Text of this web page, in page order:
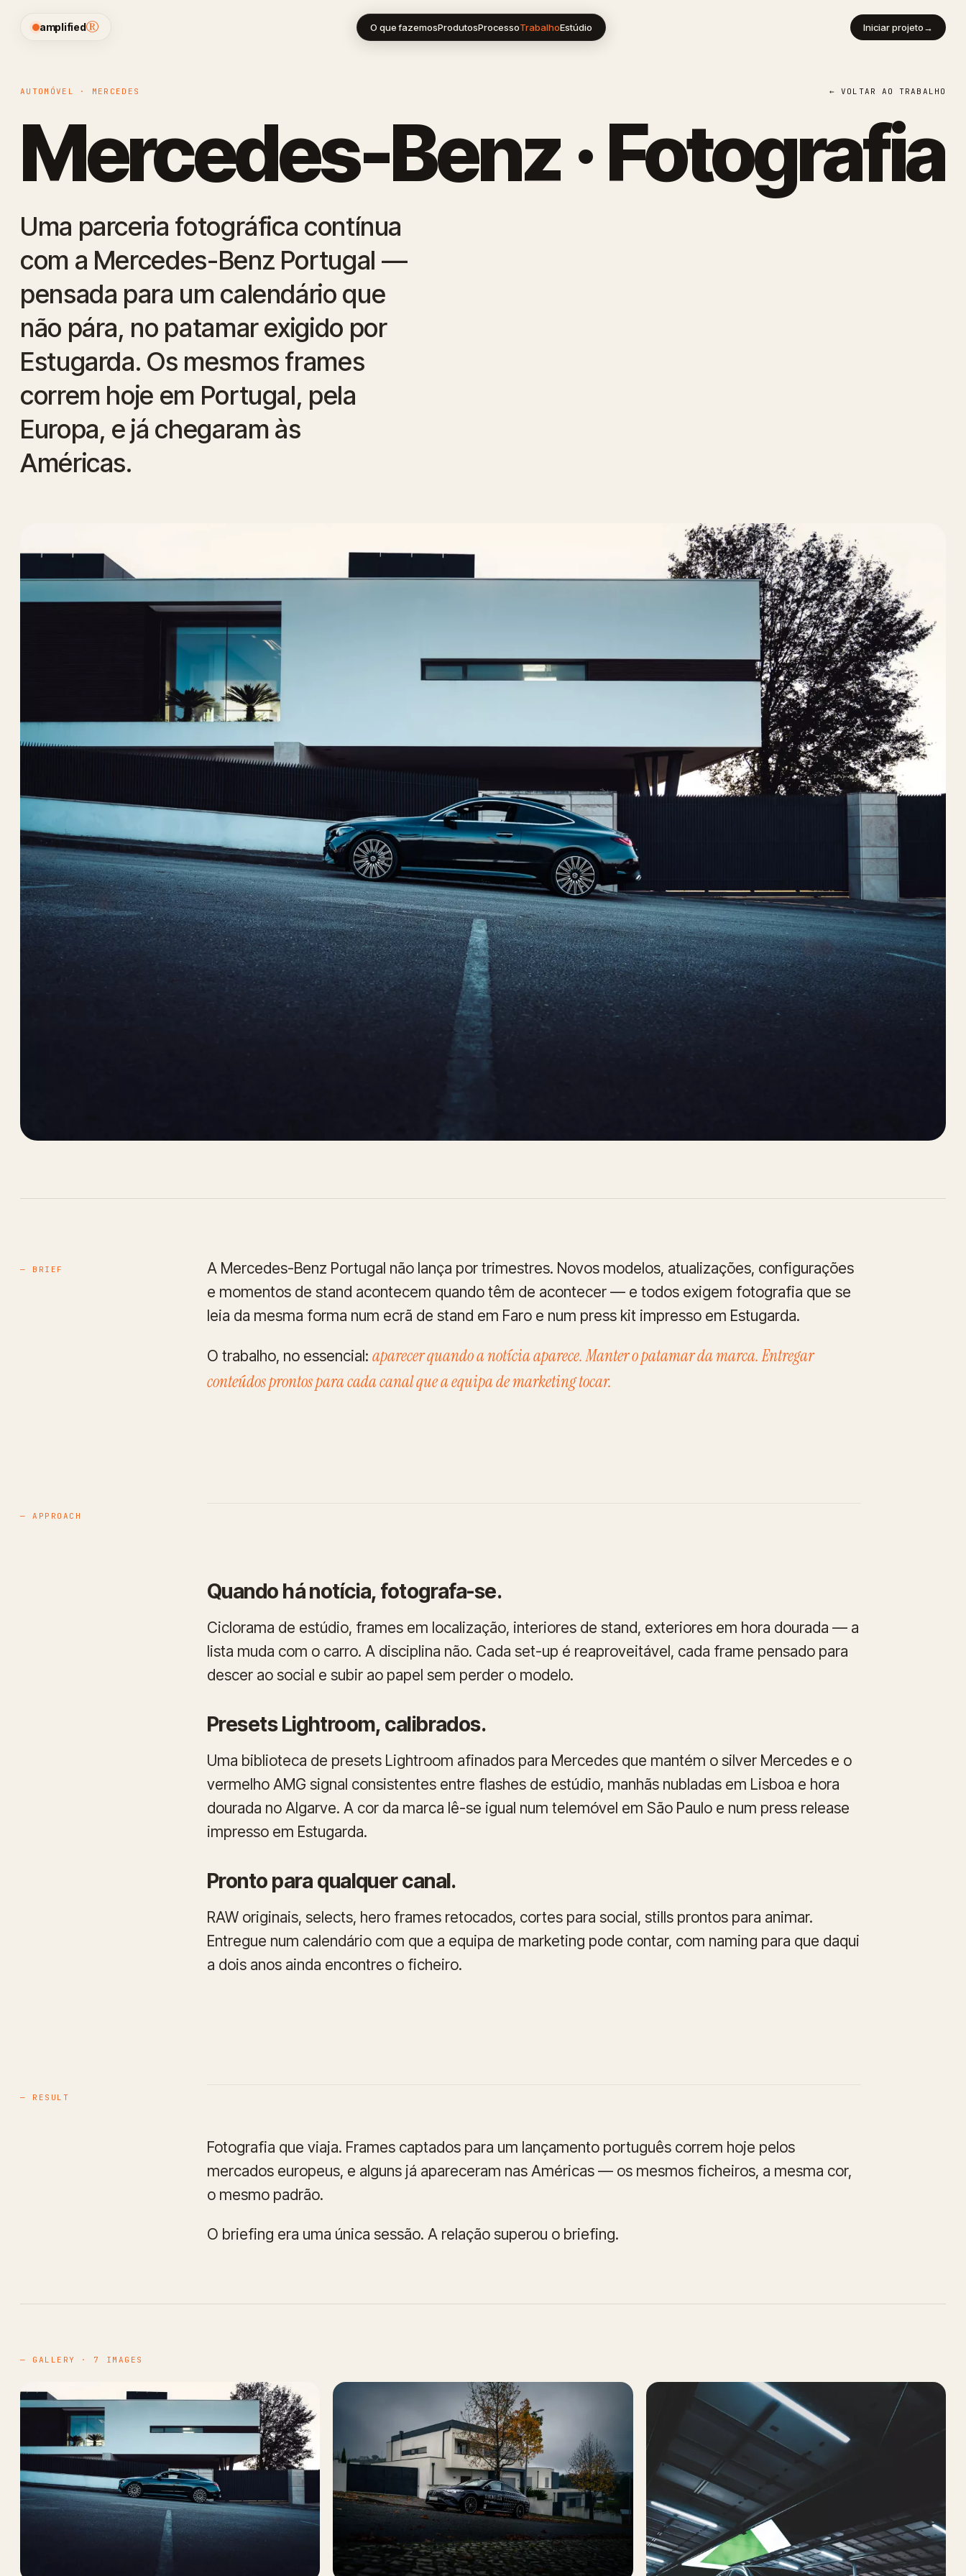
amplified® O que fazemosProdutosProcessoTrabalhoEstúdio Iniciar projeto→
AUTOMÓVEL · MERCEDES ← VOLTAR AO TRABALHO
Mercedes-Benz · Fotografia
Uma parceria fotográfica contínua
com a Mercedes-Benz Portugal —
pensada para um calendário que
não pára, no patamar exigido por
Estugarda. Os mesmos frames
correm hoje em Portugal, pela
Europa, e já chegaram às
Américas.
— BRIEF
A Mercedes-Benz Portugal não lança por trimestres. Novos modelos, atualizações, configurações
e momentos de stand acontecem quando têm de acontecer — e todos exigem fotografia que se
leia da mesma forma num ecrã de stand em Faro e num press kit impresso em Estugarda.
O trabalho, no essencial: aparecer quando a notícia aparece. Manter o patamar da marca. Entregar
conteúdos prontos para cada canal que a equipa de marketing tocar.
— APPROACH
Quando há notícia, fotografa-se.
Ciclorama de estúdio, frames em localização, interiores de stand, exteriores em hora dourada — a
lista muda com o carro. A disciplina não. Cada set-up é reaproveitável, cada frame pensado para
descer ao social e subir ao papel sem perder o modelo.
Presets Lightroom, calibrados.
Uma biblioteca de presets Lightroom afinados para Mercedes que mantém o silver Mercedes e o
vermelho AMG signal consistentes entre flashes de estúdio, manhãs nubladas em Lisboa e hora
dourada no Algarve. A cor da marca lê-se igual num telemóvel em São Paulo e num press release
impresso em Estugarda.
Pronto para qualquer canal.
RAW originais, selects, hero frames retocados, cortes para social, stills prontos para animar.
Entregue num calendário com que a equipa de marketing pode contar, com naming para que daqui
a dois anos ainda encontres o ficheiro.
— RESULT
Fotografia que viaja. Frames captados para um lançamento português correm hoje pelos
mercados europeus, e alguns já apareceram nas Américas — os mesmos ficheiros, a mesma cor,
o mesmo padrão.
O briefing era uma única sessão. A relação superou o briefing.
— GALLERY · 7 IMAGES